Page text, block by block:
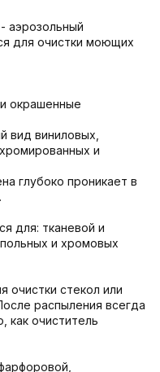
аэрозольный
для очистки моющих
окрашенные
вид виниловых,
и
глубоко проникает в
для: тканевой и
и хромовых
очистки стекол или
распыления всегда
как очиститель